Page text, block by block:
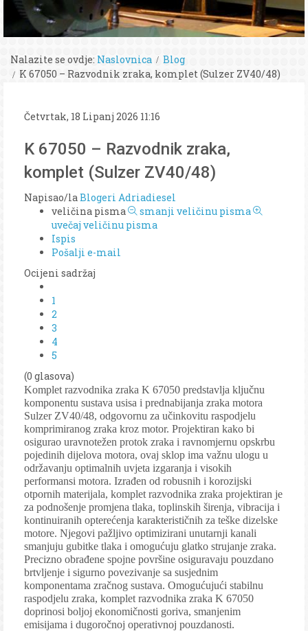
Nalazite se ovdje: Naslovnica
Blog
K 67050 – Razvodnik zraka, komplet (Sulzer ZV40/48)
Četvrtak, 18 Lipanj 2026 11:16
K 67050 – Razvodnik zraka,
komplet (Sulzer ZV40/48)
Napisao/la Blogeri Adriadiesel
veličina pisma
smanji veličinu pisma
uvečaj veličinu pisma
Ispis
Pošalji e-mail
Ocijeni sadržaj
1
2
3
4
5
(0 glasova)
Komplet razvodnika zraka K 67050 predstavlja ključnu
komponentu sustava usisa i prednabijanja zraka motora
Sulzer ZV40/48, odgovornu za učinkovitu raspodjelu
komprimiranog zraka kroz motor. Projektiran kako bi
osigurao uravnotežen protok zraka i ravnomjernu opskrbu
pojedinih dijelova motora, ovaj sklop ima važnu ulogu u
održavanju optimalnih uvjeta izgaranja i visokih
performansi motora. Izrađen od robusnih i korozijski
otpornih materijala, komplet razvodnika zraka projektiran je
za podnošenje promjena tlaka, toplinskih širenja, vibracija i
kontinuiranih opterećenja karakterističnih za teške dizelske
motore. Njegovi pažljivo optimizirani unutarnji kanali
smanjuju gubitke tlaka i omogućuju glatko strujanje zraka.
Precizno obrađene spojne površine osiguravaju pouzdano
brtvljenje i sigurno povezivanje sa susjednim
komponentama zračnog sustava. Omogućujući stabilnu
raspodjelu zraka, komplet razvodnika zraka K 67050
doprinosi boljoj ekonomičnosti goriva, smanjenim
emisijama i dugoročnoj operativnoj pouzdanosti.